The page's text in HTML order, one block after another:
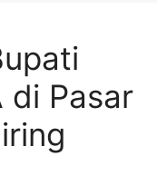
di Pasar